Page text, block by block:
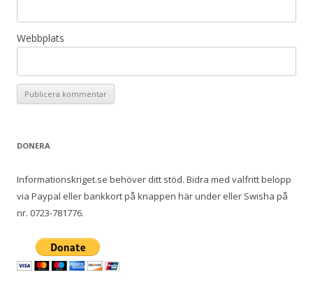
Webbplats
DONERA
Informationskriget.se behöver ditt stöd. Bidra med valfritt belopp
via Paypal eller bankkort på knappen här under eller Swisha på
nr. 0723-781776.